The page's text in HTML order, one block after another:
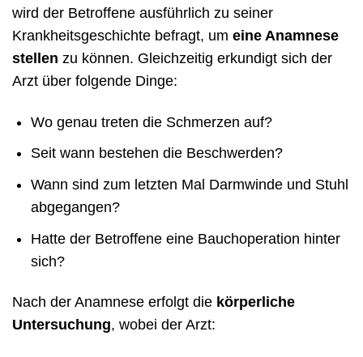
wird der Betroffene ausführlich zu seiner
Krankheitsgeschichte befragt, um eine Anamnese
stellen zu können. Gleichzeitig erkundigt sich der
Arzt über folgende Dinge:
Wo genau treten die Schmerzen auf?
Seit wann bestehen die Beschwerden?
Wann sind zum letzten Mal Darmwinde und Stuhl
abgegangen?
Hatte der Betroffene eine Bauchoperation hinter
sich?
Nach der Anamnese erfolgt die körperliche
Untersuchung, wobei der Arzt: